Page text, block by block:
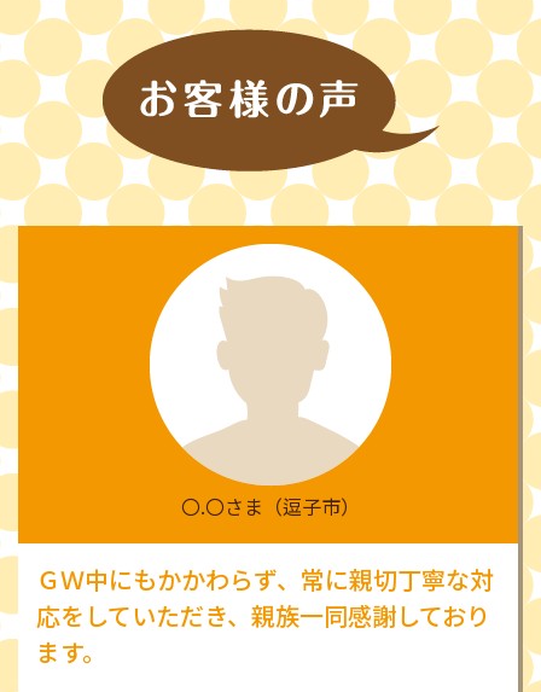
〇.〇さま（逗子市）
ＧＷ中にもかかわらず、常に親切丁寧な対
応をしていただき、親族一同感謝しており
ます。